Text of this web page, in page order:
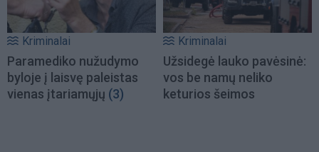
Kriminalai
Paramediko nužudymo
byloje į laisvę paleistas
vienas įtariamųjų (3)
Kriminalai
Užsidegė lauko pavėsinė:
vos be namų neliko
keturios šeimos